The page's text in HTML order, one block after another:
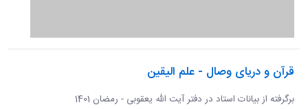
قرآن و دریای وصال - علم الیقین
برگرفته از بیانات استاد در دفتر آیت الله یعقوبی - رمضان 1401